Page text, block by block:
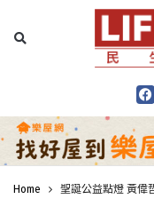
Home 聖誕公益點燈 黃偉